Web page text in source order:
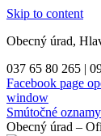
Skip to content
Obecný úrad,
037 65 80 265 |
Facebook page
window
Smútočné oznamy
Obecný úrad –